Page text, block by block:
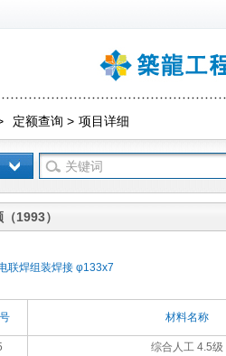
定额查询 > 项目详细
1993）
联焊组装焊接 φ133x7
材料名称
综合人工 4.5级